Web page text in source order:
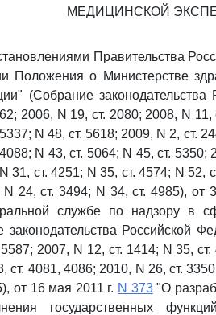
МЕДИЦИНСКОЙ
Правительства
Положения о Министерстве
(Собрание
2006, N 19, ст. 2080; 2008, N 11,
N 48, ст. 5618; 2009, N 2, ст.
N 43, ст. 5064; N 45, ст. 5350;
31, ст. 4251; N 35, ст. 4574; N 52,
24, ст. 3494; N 34, ст. 4985), от
службе по надзору в
законодательства Российской
2007, N 12, ст. 1414; N 35,
ст. 4081, 4086; 2010, N 26, ст.
от 16 мая 2011 г. N 373"О
государственных